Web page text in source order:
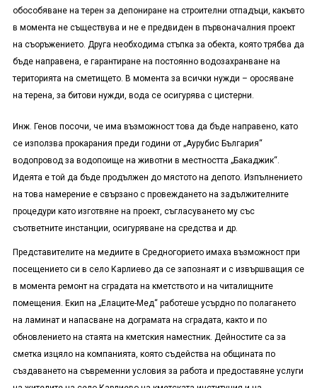
обособяване на терен за депониране на строителни отпадъци, какъвто
в момента не съществува и не е предвиден в първоначалния проект
на съоръжението. Друга необходима стъпка за обекта, която трябва да
бъде направена, е гарантиране на постоянно водозахранване на
територията на сметището. В момента за всички нужди – оросяване
на терена, за битови нужди, вода се осигурява с цистерни.
Инж. Генов посочи, че има възможност това да бъде направено, като
се използва прокарания преди години от „Аурубис България“
водопровод за водопоище на животни в местността „Бакаджик“.
Идеята е той да бъде продължен до мястото на депото. Изпълнението
на това намерение е свързано с провеждането на задължителните
процедури като изготвяне на проект, съгласуването му със
съответните инстанции, осигуряване на средства и др.
Представителите на медиите в Средногорието имаха възможност при
посещението си в село Карлиево да се запознаят и с извършващия се
в момента ремонт на сградата на кметството и на читалищните
помещения. Екип на „Елаците-Мед“ работеше усърдно по полагането
на ламинат и напасване на дограмата на сградата, както и по
обновлението на стаята на кметския наместник. Дейностите са за
сметка изцяло на компанията, която съдейства на общината по
създаването на съвременни условия за работа и предоставяне услуги